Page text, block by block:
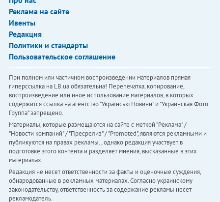
Реклама на сайте
Ивенты
Редакция
Политики и стандарты
Пользовательское соглашение
При полном или частичном воспроизведении материалов прямая
гиперссылка на LB.ua обязательна! Перепечатка, копирование,
воспроизведение или иное использование материалов, в которых
содержится ссылка на агентство "Українськi Новини" и "Украинская Фото
Группа" запрещено.
Материалы, которые размещаются на сайте с меткой "Реклама" /
"Новости компаний" / "Пресрелиз" / "Promoted", являются рекламными и
публикуются на правах рекламы. , однако редакция участвует в
подготовке этого контента и разделяет мнения, высказанные в этих
материалах.
Редакция не несет ответственности за факты и оценочные суждения,
обнародованные в рекламных материалах. Согласно украинскому
законодательству, ответственность за содержание рекламы несет
рекламодатель.